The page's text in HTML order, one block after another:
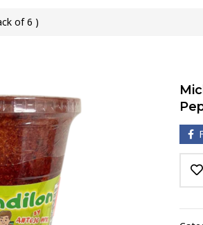
of 6 )